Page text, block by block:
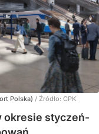
Polska) / Źródło: CPK
okresie styczeń-